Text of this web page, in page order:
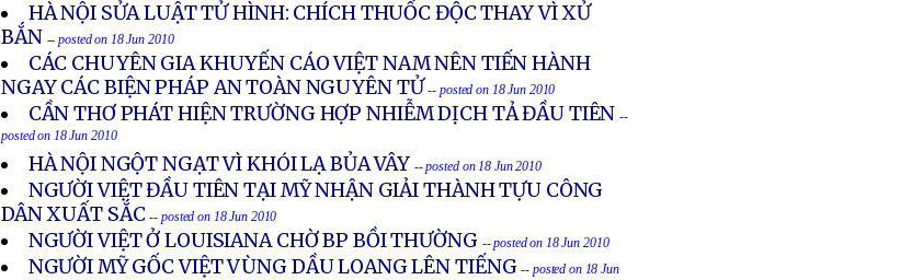
HÀ NỘI SỬA LUẬT TỬ HÌNH: CHÍCH THUỐC ĐỘC THAY VÌ XỬ
BẮN -- posted on 18 Jun 2010
CÁC CHUYÊN GIA KHUYẾN CÁO VIỆT NAM NÊN TIẾN HÀNH
NGAY CÁC BIỆN PHÁP AN TOÀN NGUYÊN TỬ -- posted on 18 Jun 2010
CẦN THƠ PHÁT HIỆN TRƯỜNG HỢP NHIỄM DỊCH TẢ ĐẦU TIÊN --
posted on 18 Jun 2010
HÀ NỘI NGỘT NGẠT VÌ KHÓI LẠ BỦA VÂY -- posted on 18 Jun 2010
NGƯỜI VIỆT ĐẦU TIÊN TẠI MỸ NHẬN GIẢI THÀNH TỰU CÔNG
DÂN XUẤT SẮC -- posted on 18 Jun 2010
NGƯỜI VIỆT Ở LOUISIANA CHỜ BP BỒI THƯỜNG -- posted on 18 Jun 2010
NGƯỜI MỸ GỐC VIỆT VÙNG DẦU LOANG LÊN TIẾNG -- posted on 18 Jun